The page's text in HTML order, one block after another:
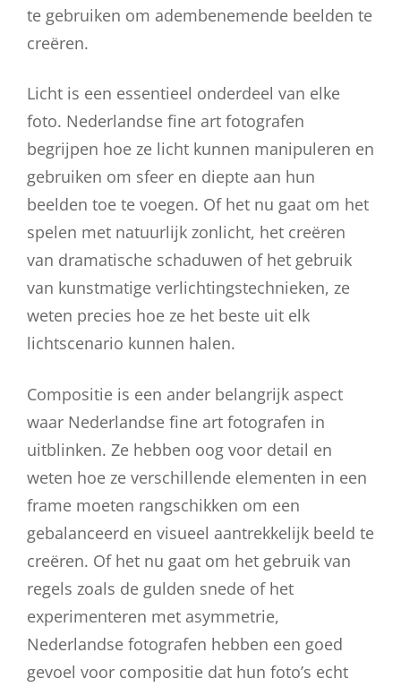
te gebruiken om adembenemende beelden te
creëren.
Licht is een essentieel onderdeel van elke
foto. Nederlandse fine art fotografen
begrijpen hoe ze licht kunnen manipuleren en
gebruiken om sfeer en diepte aan hun
beelden toe te voegen. Of het nu gaat om het
spelen met natuurlijk zonlicht, het creëren
van dramatische schaduwen of het gebruik
van kunstmatige verlichtingstechnieken, ze
weten precies hoe ze het beste uit elk
lichtscenario kunnen halen.
Compositie is een ander belangrijk aspect
waar Nederlandse fine art fotografen in
uitblinken. Ze hebben oog voor detail en
weten hoe ze verschillende elementen in een
frame moeten rangschikken om een
gebalanceerd en visueel aantrekkelijk beeld te
creëren. Of het nu gaat om het gebruik van
regels zoals de gulden snede of het
experimenteren met asymmetrie,
Nederlandse fotografen hebben een goed
gevoel voor compositie dat hun foto’s echt